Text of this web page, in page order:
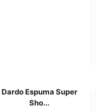
Dardo Espuma Super
Sho...